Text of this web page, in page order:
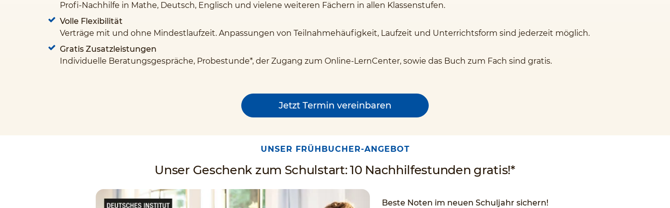
Profi-Nachhilfe in Mathe, Deutsch, Englisch und vielene weiteren Fächern in allen Klassenstufen.
Volle Flexibilität
Verträge mit und ohne Mindestlaufzeit. Anpassungen von Teilnahmehäufigkeit, Laufzeit und Unterrichtsform sind jederzeit möglich.
Gratis Zusatzleistungen
Individuelle Beratungsgespräche, Probestunde*, der Zugang zum Online-LernCenter, sowie das Buch zum Fach sind gratis.
Jetzt Termin vereinbaren
UNSER FRÜHBUCHER-ANGEBOT
Unser Geschenk zum Schulstart: 10 Nachhilfestunden gratis!*
Beste Noten im neuen Schuljahr sichern!